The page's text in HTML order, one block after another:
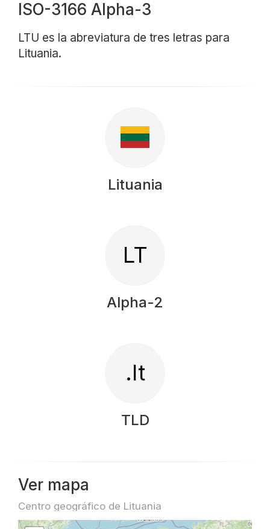
ISO-3166 Alpha-3
LTU es la abreviatura de tres letras para
Lituania.
Lituania
LT
Alpha-2
.lt
TLD
Ver mapa
Centro geográfico de Lituania